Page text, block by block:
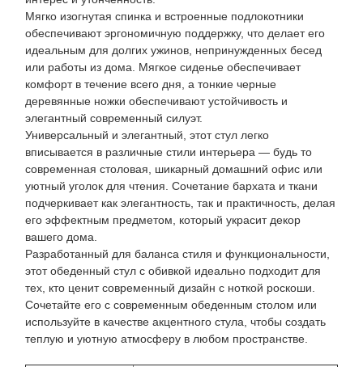
Мягко изогнутая спинка и встроенные подлокотники
обеспечивают эргономичную поддержку, что делает его
идеальным для долгих ужинов, непринужденных бесед
или работы из дома. Мягкое сиденье обеспечивает
комфорт в течение всего дня, а тонкие черные
деревянные ножки обеспечивают устойчивость и
элегантный современный силуэт.
Универсальный и элегантный, этот стул легко
вписывается в различные стили интерьера — будь то
современная столовая, шикарный домашний офис или
уютный уголок для чтения. Сочетание бархата и ткани
подчеркивает как элегантность, так и практичность, делая
его эффектным предметом, который украсит декор
вашего дома.
Разработанный для баланса стиля и функциональности,
этот обеденный стул с обивкой идеально подходит для
тех, кто ценит современный дизайн с ноткой роскоши.
Сочетайте его с современным обеденным столом или
используйте в качестве акцентного стула, чтобы создать
теплую и уютную атмосферу в любом пространстве.